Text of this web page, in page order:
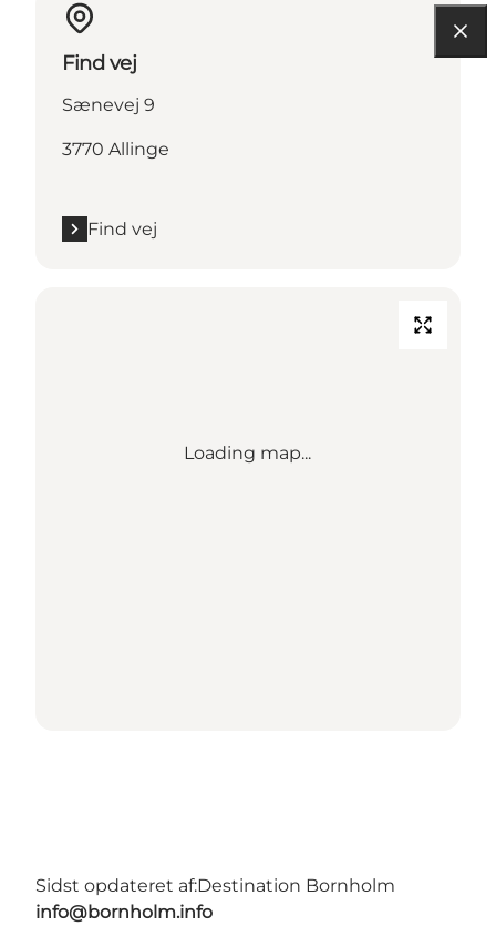
Find vej
Sænevej 9
3770 Allinge
Find vej
Loading map...
Sidst opdateret af:Destination Bornholm
info@bornholm.info